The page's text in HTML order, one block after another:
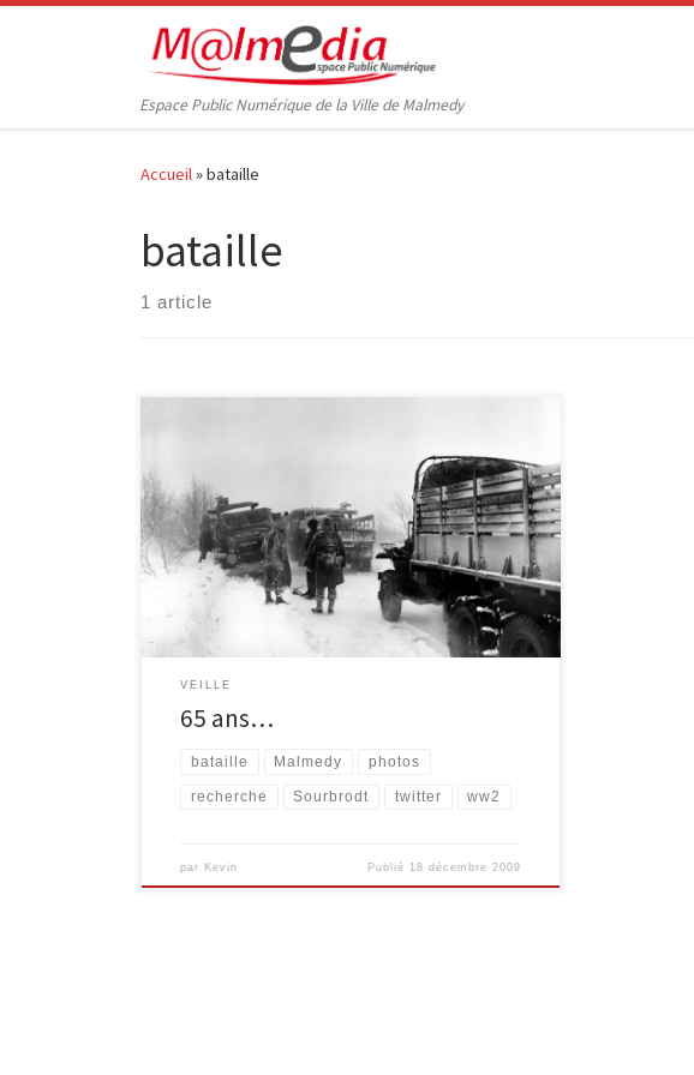
Passer au contenu
Espace Public Numérique de la Ville de Malmedy
Accueil »bataille
bataille
1 article
Une recherche récente sur Twitter a attiré mon
attention. Cette recherche permettait de retrouver les
tweets parlant de « Malmedy ». C’est ainsi que j’ai
découvert, que nous fêtions les 65 ans du massacre de
Malmedy. Malheureusement, les sites vers lesquels j’ai
été renvoyés étaient tous anglophones. J’ai
néanmoins pu trouver une […]
VEILLE
65 ans…
bataille Malmedy photos
recherche Sourbrodt twitter ww2
par Kevin Publié 18 décembre 2009